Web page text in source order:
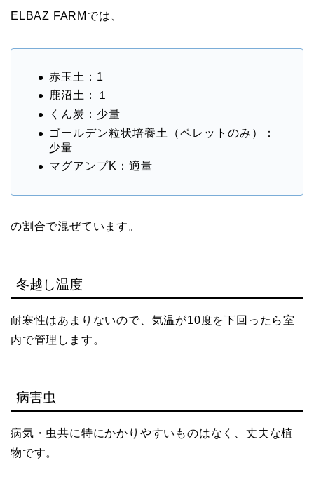
ELBAZ FARMでは、
赤玉土：1
鹿沼土：１
くん炭：少量
ゴールデン粒状培養土（ペレットのみ）：
少量
マグアンプK：適量
の割合で混ぜています。
冬越し温度
耐寒性はあまりないので、気温が10度を下回ったら室
内で管理します。
病害虫
病気・虫共に特にかかりやすいものはなく、丈夫な植
物です。